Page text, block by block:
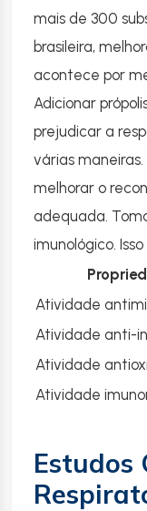
mais de 300
brasileira,
acontece por
Adicionar
prejudicar a
várias
melhorar o
adequada.
imunológico.
Atividade
Atividade anti-
Atividade
Atividade
Estudos